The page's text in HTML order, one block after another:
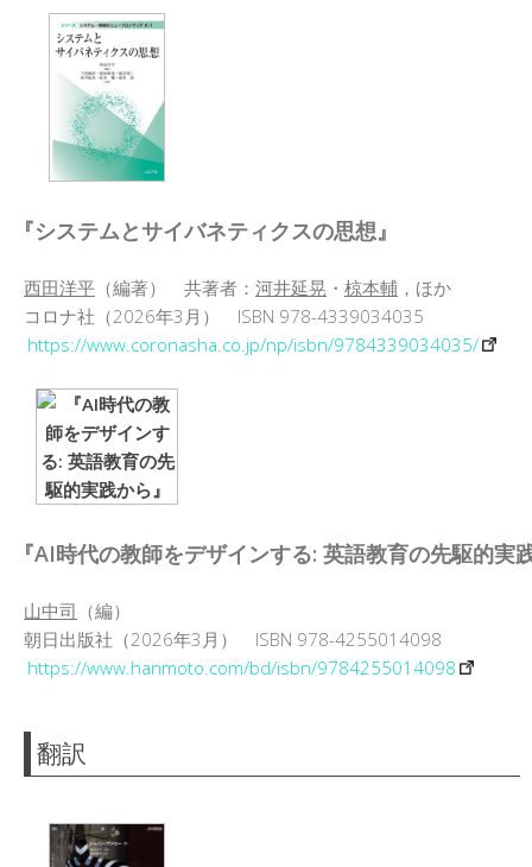
『システムとサイバネティクスの思想』
西田洋平 （編著） 共著者： 河井延晃 ・ 椋本輔 ，ほか
コロナ社（2026年3月） ISBN 978-4339034035
https://www.coronasha.co.jp/np/isbn/9784339034035/
『AI時代の教師をデザインする: 英語教育の先駆的実
山中司 （編）
朝日出版社（2026年3月） ISBN 978-4255014098
https://www.hanmoto.com/bd/isbn/9784255014098
翻訳